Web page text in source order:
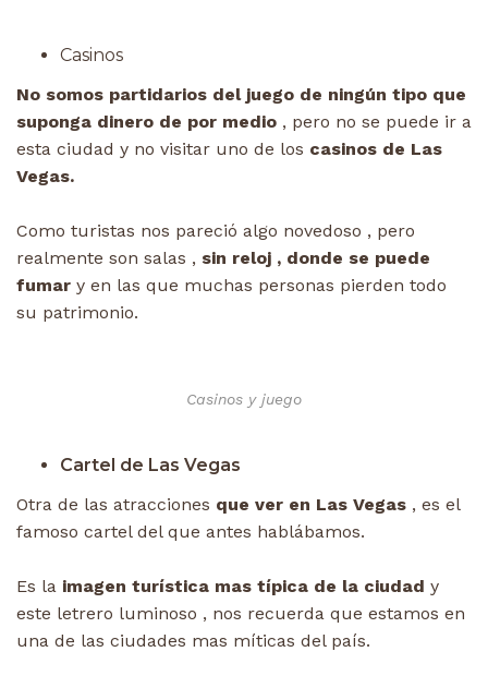
Casinos
No somos partidarios del juego de ningún tipo que
suponga dinero de por medio , pero no se puede ir a
esta ciudad y no visitar uno de los casinos de Las
Vegas.
Como turistas nos pareció algo novedoso , pero
realmente son salas , sin reloj , donde se puede
fumar y en las que muchas personas pierden todo
su patrimonio.
Casinos y juego
Cartel de Las Vegas
Otra de las atracciones que ver en Las Vegas , es el
famoso cartel del que antes hablábamos.
Es la imagen turística mas típica de la ciudad y
este letrero luminoso , nos recuerda que estamos en
una de las ciudades mas míticas del país.